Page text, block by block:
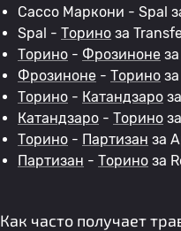
Сассо Маркони - Spal
Spal - Торино за
Торино - Фрозиноне
Фрозиноне - Торино
Торино - Катандзаро
Катандзаро - Торино
Торино - Партизан за
Партизан - Торино за
Как часто получает